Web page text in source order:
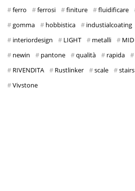
ferro
ferrosi finiture fluidificare
gomma
hobbistica industialcoating
interiordesign
LIGHT metalli MID
newin
pantone qualità rapida
RIVENDITA
Rustlinker scale stairs
Vivstone